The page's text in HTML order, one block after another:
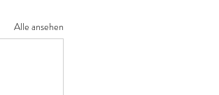
Alle ansehen